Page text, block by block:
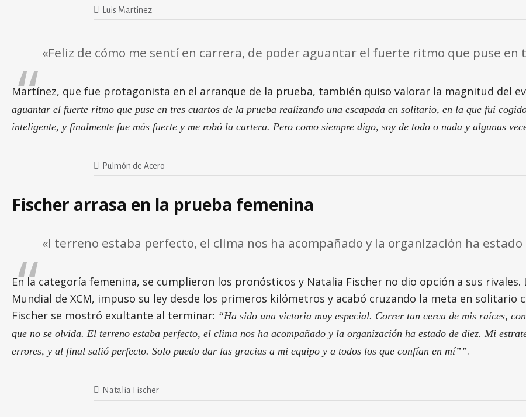
Luis Martinez
«Feliz de cómo me sentí en carrera, de poder aguantar el fuerte ritmo que puse en
Martínez, que fue protagonista en el arranque de la prueba, también quiso valorar la magnitud del
aguantar el fuerte ritmo que puse en tres cuartos de la prueba realizando una escapada en solitario, en la que fui
inteligente, y finalmente fue más fuerte y me robó la cartera. Pero como siempre digo, soy de todo o nada y algunas
Pulmón de Acero
Fischer arrasa en la prueba femenina
«l terreno estaba perfecto, el clima nos ha acompañado y la organización ha estado
En la categoría femenina, se cumplieron los pronósticos y Natalia Fischer no dio opción a sus rivales.
Mundial de XCM, impuso su ley desde los primeros kilómetros y acabó cruzando la meta en solitario
Fischer se mostró exultante al terminar: “Ha sido una victoria muy especial. Correr tan cerca de mis raíces,
que no se olvida. El terreno estaba perfecto, el clima nos ha acompañado y la organización ha estado de diez. Mi
errores, y al final salió perfecto. Solo puedo dar las gracias a mi equipo y a todos los que confían en mí””.
Natalia Fischer